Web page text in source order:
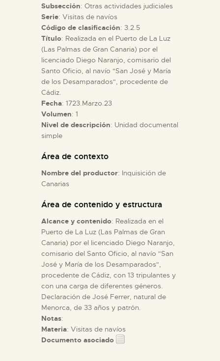
ACTIVIDADES
█
EL MUSEO
COLECCIONES
DIDÁCTICA
Subsección: Otras actividades judiciales
Serie: Visitas de navíos
Código de clasificación: 3.2.5
Título: Realizada en el Puerto de La Luz
(Las Palmas de Gran Canaria) por el
licenciado Diego Naranjo, comisario del
Santo Oficio, al navío "San José y María
de los Desamparados", procedente de
Cádiz.
Fecha: 1723.Marzo.23
Volumen: 1
Nivel de descripción: Unidad documental
simple
Área de contexto
Nombre del productor: Inquisición de
Canarias
Área de contenido y estructura
Alcance y contenido: Realizada en el
Puerto de La Luz (Las Palmas de Gran
Canaria) por el licenciado Diego Naranjo,
comisario del Santo Oficio, al navío "San
José y María de los Desamparados",
procedente de Cádiz, con 13 tripulantes y
con una carga de diferentes géneros.
Declaración de José Ferrer, natural de
Menorca, de 33 años y patrón.
Notas:
Materia: Visitas de navíos
Documento asociado